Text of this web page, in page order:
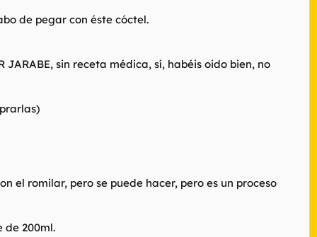
de pegar con éste cóctel.
sin receta médica, sí, habéis oido bien, no
el romilar, pero se puede hacer, pero es un proceso
de 200ml.